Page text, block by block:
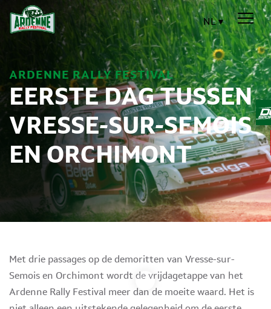
NL
ARDENNE RALLY FESTIVAL
EERSTE DAG TUSSEN
VRESSE-SUR-SEMOIS
EN ORCHIMONT
Met drie passages op de demoritten van Vresse-sur-
Semois en Orchimont wordt de vrijdagetappe van het
Ardenne Rally Festival meer dan de moeite waard. Het is